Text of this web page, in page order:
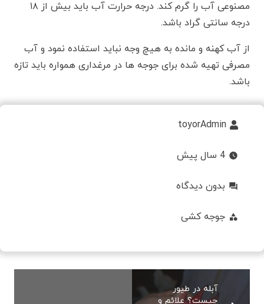
مصنوعی آب را گرم کند. درجه حرارت آب باید بیش از ۱۸
درجه سانتی گراد باشد.
از آب کهنه و مانده به هیچ وجه نباید استفاده نمود و آب
مصرفی تهیه شده برای جوجه ها در مرغداری همواره باید تازه
باشد.
toyorAdmin
watch_later 4 سال پیش
forum بدون دیدگاه
category جوجه کشی
آبله در طیور
چیست؟ علائم و